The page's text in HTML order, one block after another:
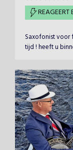
REAGEERT
Saxofonist voor
tijd ! heeft u
Robert heeft
en staat garant